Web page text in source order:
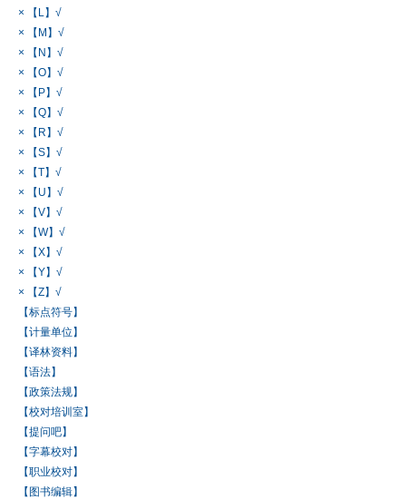
× 【L】√
× 【M】√
× 【N】√
× 【O】√
× 【P】√
× 【Q】√
× 【R】√
× 【S】√
× 【T】√
× 【U】√
× 【V】√
× 【W】√
× 【X】√
× 【Y】√
× 【Z】√
【标点符号】
【计量单位】
【译林资料】
【语法】
【政策法规】
【校对培训室】
【提问吧】
【字幕校对】
【职业校对】
【图书编辑】